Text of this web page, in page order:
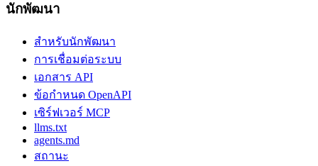
นักพัฒนา
สำหรับนักพัฒนา
การเชื่อมต่อระบบ
เอกสาร API
ข้อกำหนด OpenAPI
เซิร์ฟเวอร์ MCP
llms.txt
agents.md
สถานะ